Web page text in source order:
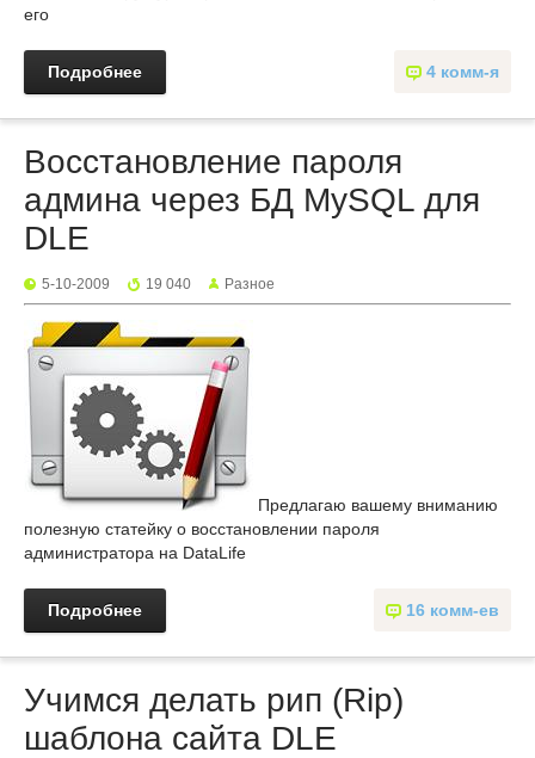
его
4 комм-я
Подробнее
Восстановление пароля
админа через БД MySQL для
DLE
5-10-2009 19 040 Разное
Предлагаю вашему вниманию
полезную статейку о восстановлении пароля
администратора на DataLife
16 комм-ев
Подробнее
Учимся делать рип (Rip)
шаблона сайта DLE